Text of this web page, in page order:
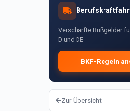
Verschärfte Bußgelder
D und DE
BKF-Regeln
Zur Übersicht